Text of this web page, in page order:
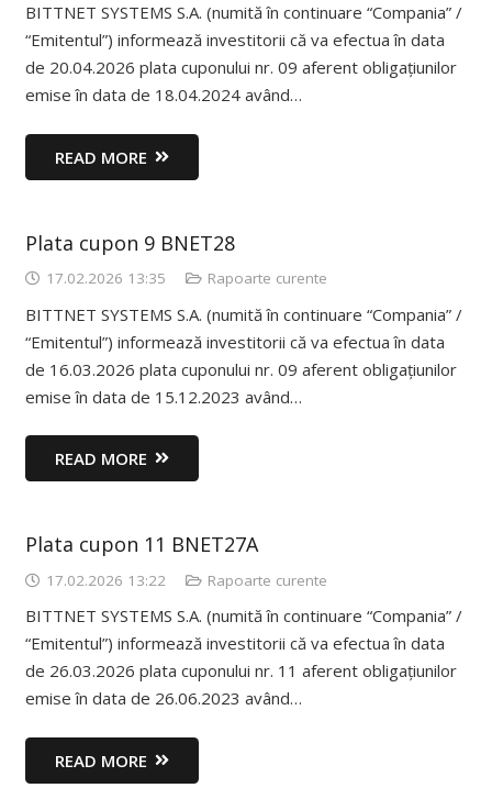
BITTNET SYSTEMS S.A. (numită în continuare “Compania” /
“Emitentul”) informează investitorii că va efectua în data
de 20.04.2026 plata cuponului nr. 09 aferent obligațiunilor
emise în data de 18.04.2024 având…
READ MORE
Plata cupon 9 BNET28
17.02.2026 13:35 Rapoarte curente
BITTNET SYSTEMS S.A. (numită în continuare “Compania” /
“Emitentul”) informează investitorii că va efectua în data
de 16.03.2026 plata cuponului nr. 09 aferent obligațiunilor
emise în data de 15.12.2023 având…
READ MORE
Plata cupon 11 BNET27A
17.02.2026 13:22 Rapoarte curente
BITTNET SYSTEMS S.A. (numită în continuare “Compania” /
“Emitentul”) informează investitorii că va efectua în data
de 26.03.2026 plata cuponului nr. 11 aferent obligațiunilor
emise în data de 26.06.2023 având…
READ MORE